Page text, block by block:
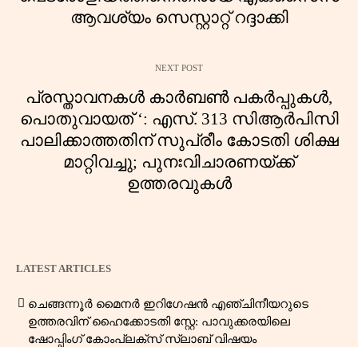
ആവശ്യം സെസ്റ്റാറ്റ് റദ്ദാക്കി
NEXT POST
പ്രസ്താവനകൾ കാർബൺ പകർപ്പുകൾ,
പൊതുവായത് ‘: എസ്. 313 സിആർപിസി
പാലിക്കാത്തതിന് സുപ്രീം കോടതി ശിക്ഷ
മാറ്റിവച്ചു; പുനഃവിചാരണയ്ക്ക്
ഉത്തരവുകൾ
LATEST ARTICLES
ചെങ്ങന്നൂർ മൈനർ ഇറിഗേഷൻ എഞ്ചിനീയറുടെ
ഉത്തരവിന് ഹൈക്കോടതി സ്റ്റേ: പാവുക്കരയിലെ
ഷോപ്പിംഗ് കോംപ്ലക്സ് സ്ലാബ് വിഷയം